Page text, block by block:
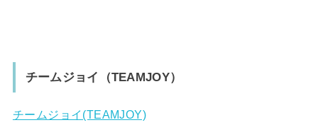
チームジョイ（TEAMJOY）
チームジョイ(TEAMJOY)